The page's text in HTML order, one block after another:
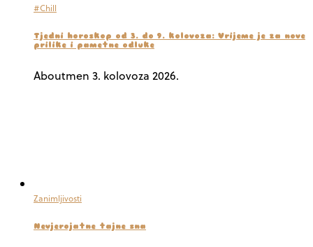
#Chill
Tjedni horoskop od 3. do 9. kolovoza: Vrijeme je za nove
prilike i pametne odluke
Aboutmen 3. kolovoza 2026.
Zanimljivosti
Nevjerojatne tajne sna